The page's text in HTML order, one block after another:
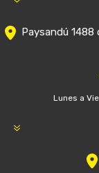
Paysandú
Lunes a